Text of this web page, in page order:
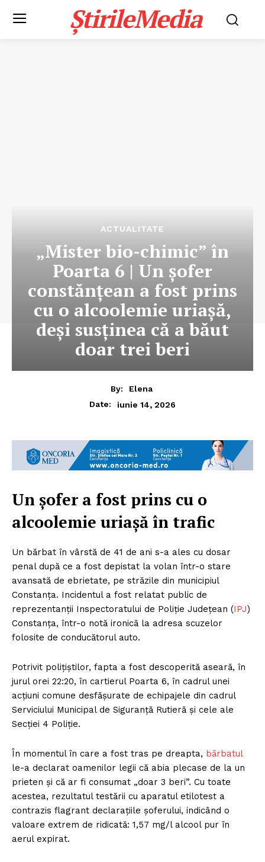
ȘtirileMedia
ACTUALITATE
„Mister bio-chimic” în
Poarta 6 | Un șofer
constănțean a fost prins
cu o alcoolemie uriașă,
deși susținea că a băut
doar trei beri
By:
Elena
Date:
iunie 14, 2026
Un șofer a fost prins cu o
alcoolemie uriașă în trafic
Un bărbat în vârstă de 41 de ani s-a ales cu dosar
penal după ce a fost depistat la volan într-o stare
avansată de ebrietate, pe străzile din municipiul
Constanța. Incidentul a fost relatat public de
reprezentanții Inspectoratului de Poliție Județean (IPJ)
Constanța, într-o notă ironică la adresa scuzelor
folosite de conducătorul auto.
Potrivit polițiștilor, fapta a fost descoperită aseară, în
jurul orei 22:20, în cartierul Poarta 6, în cadrul unei
acțiuni comune desfășurate de echipajele din cadrul
Serviciului Municipal de Siguranță Rutieră și cele ale
Secției 4 Poliție.
În momentul în care a fost tras pe dreapta, bărbatul
le-a declarat oamenilor legii că abia plecase de la un
prieten și că ar fi consumat „doar 3 beri”. Cu toate
acestea, rezultatul testării cu aparatul etilotest a
contrazis flagrant declarațiile șoferului, indicând o
valoare extrem de ridicată: 1,57 mg/l alcool pur în
aerul expirat.